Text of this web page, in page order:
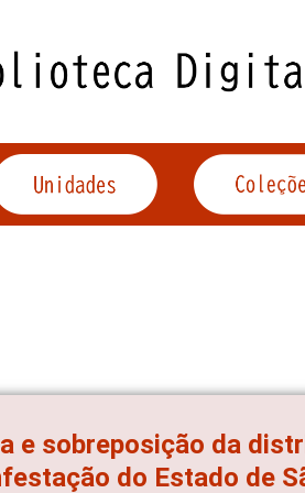
e sobreposição da
do Estado de